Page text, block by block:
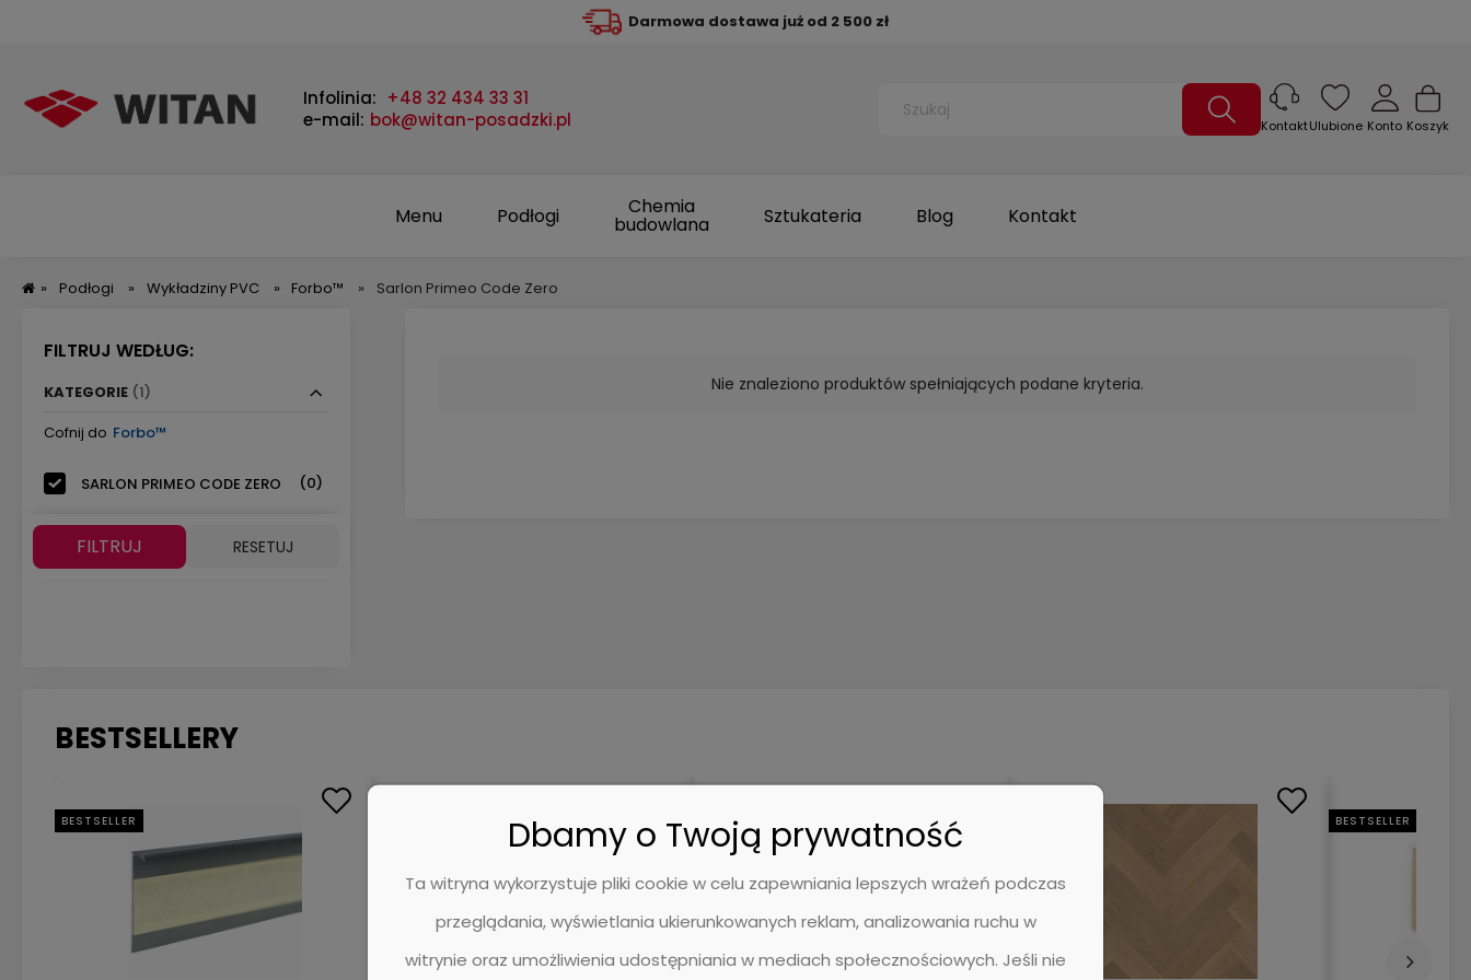
Darmowa dostawa już od 2 500 zł
Infolinia: +48 32 434 33 31
e-mail: bok@witan-posadzki.pl Koszyk
Konto
Ulubione
Kontakt
Menu Podłogi Chemia
budowlana Sztukateria Blog Kontakt
» Podłogi » Wykładziny PVC » Forbo™ » Sarlon Primeo Code Zero
FILTRUJ WEDŁUG:
KATEGORIE (1)
Cofnij do Forbo™
SARLON PRIMEO CODE ZERO (0)
FILTRUJ RESETUJ
Nie znaleziono produktów spełniających podane kryteria.
BESTSELLERY
BESTSELLER BESTSELLER BESTSELLER
Dbamy o Twoją prywatność
Ta witryna wykorzystuje pliki cookie w celu zapewniania lepszych wrażeń podczas
przeglądania, wyświetlania ukierunkowanych reklam, analizowania ruchu w
witrynie oraz umożliwienia udostępniania w mediach społecznościowych. Jeśli nie